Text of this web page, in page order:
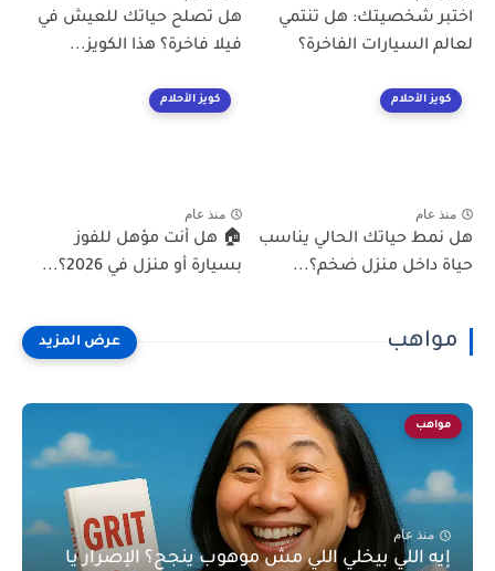
اختبر شخصيتك: هل تنتمي
لعالم السيارات الفاخرة؟
هل تصلح حياتك للعيش في
فيلا فاخرة؟ هذا الكويز...
كويز الأحلام
منذ عام
هل نمط حياتك الحالي يناسب
حياة داخل منزل ضخم؟...
كويز الأحلام
منذ عام
🏠 هل أنت مؤهل للفوز
بسيارة أو منزل في 2026؟...
مواهب
مواهب
منذ عام
إيه اللي بيخلي اللي مش موهوب ينجح؟ الإصرار يا